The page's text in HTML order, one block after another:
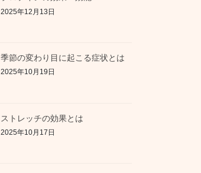
2025年12月13日
季節の変わり目に起こる症状とは
2025年10月19日
ストレッチの効果とは
2025年10月17日